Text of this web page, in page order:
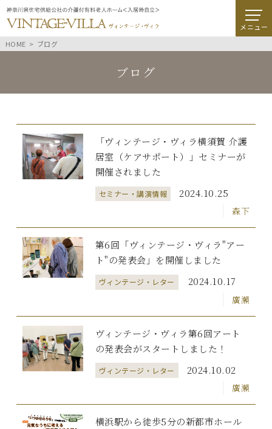
メニュー
HOME
ブログ
ブログ
「ヴィンテージ・ヴィラ横須賀 介護
居室（ケアサポート）」セミナーが
開催されました
セミナー・講演情報 2024.10.25
森下
第6回「ヴィンテージ・ヴィラ"アー
ト"の発表会」を開催しました
ヴィンテージ・レター 2024.10.17
廣瀨
ヴィンテージ・ヴィラ第6回アート
の発表会がスタートしました！
ヴィンテージ・レター 2024.10.02
廣瀨
横浜駅から徒歩5分の新都市ホール